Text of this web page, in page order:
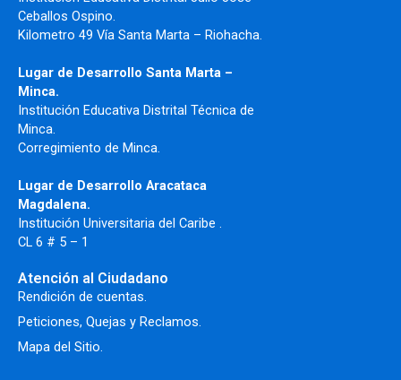
Ceballos Ospino.
Kilometro 49 Vía Santa Marta – Riohacha.
Lugar de Desarrollo Santa Marta –
Minca.
Institución Educativa Distrital Técnica de
Minca.
Corregimiento de Minca.
Lugar de Desarrollo Aracataca
Magdalena.
Institución Universitaria del Caribe .
CL 6 # 5 – 1
Atención al Ciudadano
Rendición de cuentas.
Peticiones, Quejas y Reclamos.
Mapa del Sitio.